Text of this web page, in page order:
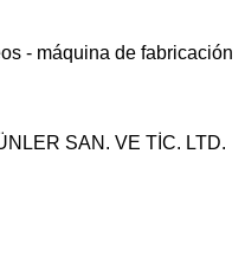
- máquina de fabricación
SAN. VE TİC. LTD.